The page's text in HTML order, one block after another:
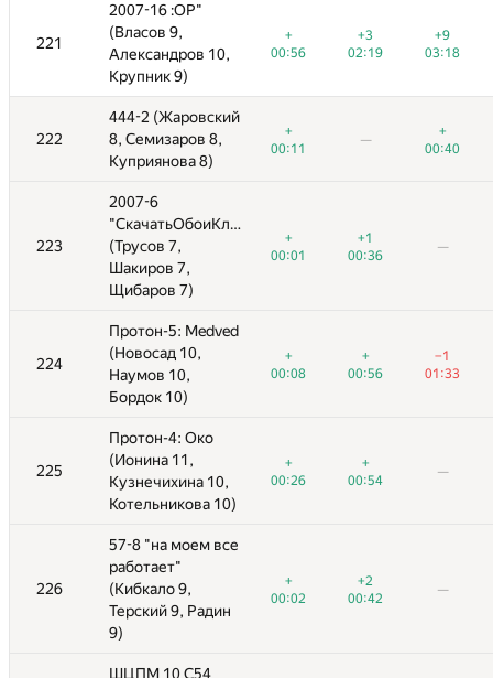
221
2007-16 :ОР"
(Власов 9,
Александров 10,
Крупник 9)
+
00:56
+3
02:19
+9
03:18
222
444-2 (Жаровский
8, Семизаров 8,
Куприянова 8)
+
00:11
—
+
00:40
223
2007-6
"СкачатьОбоиКлэшРояль"
(Трусов 7,
Шакиров 7,
Щибаров 7)
+
00:01
+1
00:36
—
224
Протон-5: Medved
(Новосад 10,
Наумов 10,
Бордок 10)
+
00:08
+
00:56
−1
01:33
225
Протон-4: Око
(Ионина 11,
Кузнечихина 10,
Котельникова 10)
+
00:26
+
00:54
—
226
57-8 "на моем все
работает"
(Кибкало 9,
Терский 9, Радин
9)
+
00:02
+2
00:42
—
ШЦПМ 10 С54
+
00:56
+3
02:19
03:18
−5
03:55
— —
+
00:11
—
+
00:40
— — —
+
00:01
00:36
−6
01:20
—
+
00:08
+
00:56
−14
03:49
— —
+
00:26
+
00:54
−5
02:55
— —
+
00:02
+2
00:42
−2
00:34
—
221
2007-16 :ОР"
(Власов 9,
Александров 10,
Крупник 9)
+
00:56
+3
02:19
+9
03:18
222
444-2 (Жаровский
8, Семизаров 8,
Куприянова 8)
+
00:11
—
+
00:40
223
2007-6
"СкачатьОбоиКлэшРояль"
(Трусов 7,
Шакиров 7,
Щибаров 7)
+
00:01
+1
00:36
—
224
Протон-5: Medved
(Новосад 10,
Наумов 10,
Бордок 10)
+
00:08
+
00:56
−1
01:33
225
Протон-4: Око
(Ионина 11,
Кузнечихина 10,
Котельникова 10)
+
00:26
+
00:54
—
226
57-8 "на моем все
работает"
(Кибкало 9,
Терский 9, Радин
9)
+
00:02
+2
00:42
—
ШЦПМ 10 С54